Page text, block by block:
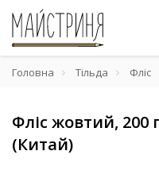
Головна Тільда Фліс
Фліс жовтий, 200
(Китай)